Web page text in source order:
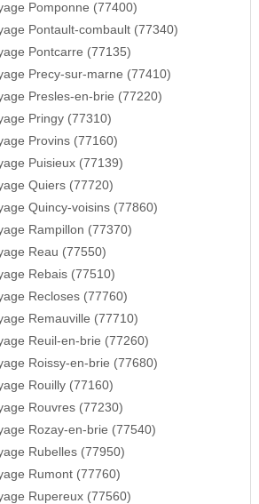
Pomponne (77400)
Pontault-combault (77340)
Pontcarre (77135)
Precy-sur-marne (77410)
Presles-en-brie (77220)
Pringy (77310)
Provins (77160)
Puisieux (77139)
Quiers (77720)
Quincy-voisins (77860)
Rampillon (77370)
Reau (77550)
Rebais (77510)
Recloses (77760)
Remauville (77710)
Reuil-en-brie (77260)
Roissy-en-brie (77680)
Rouilly (77160)
Rouvres (77230)
Rozay-en-brie (77540)
Rubelles (77950)
Rumont (77760)
Rupereux (77560)